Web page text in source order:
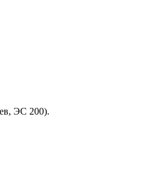
ЭС 200).